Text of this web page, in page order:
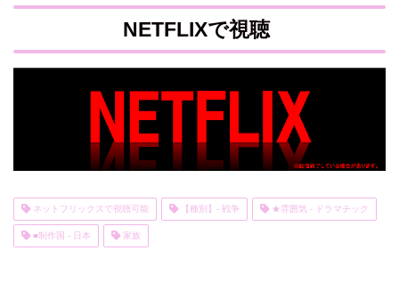
NETFLIXで視聴
ネットフリックスで視聴可能 【種別】- 戦争 ★雰囲気 - ドラマチック
■制作国 - 日本 家族